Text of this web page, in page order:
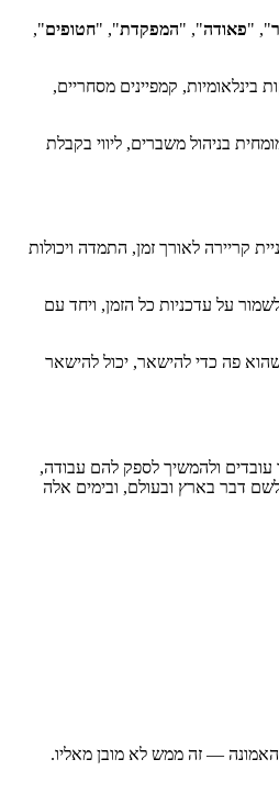
", "פאודה", "המפקדת", "חטופים",
בינלאומיות, קמפיינים מסחריים,
בניהול משברים, ליווי בקבלת
בחו"ל ולמעשה בניית קריירה לאורך זמן, התמדה ויכולות
על עדכניות כל הזמן, ויחד עם
מתאימים, ורק מי שיודע שיש לו מה לתת, שהוא פה כדי להישאר, יכול להישאר
ולהמשיך לספק להם עבודה,
דבר בארץ ובעולם, ובימים אלה
— זה ממש לא מובן מאליו.